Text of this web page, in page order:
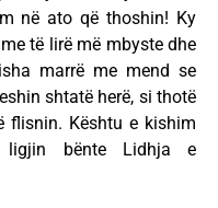
në ato që thoshin! Ky
të lirë më mbyste dhe
marrë me mend se
shtatë herë, si thotë
flisnin. Kështu e kishim
bënte Lidhja e